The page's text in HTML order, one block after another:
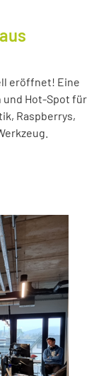
eröffnet! Eine
und Hot-Spot für
Raspberrys,